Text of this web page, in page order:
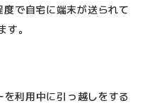
で自宅に端末が送られて
。
利用中に引っ越しをする